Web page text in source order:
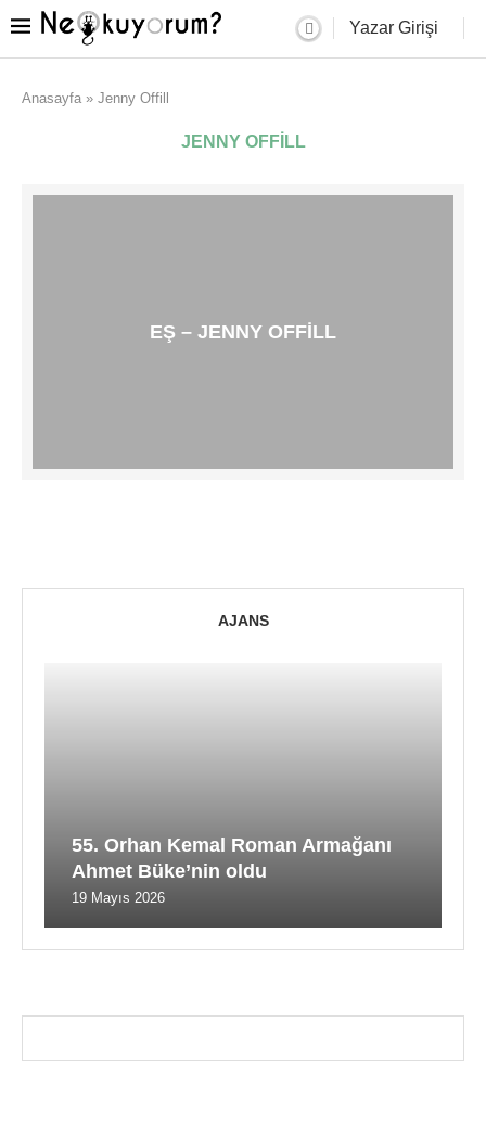
Yazar Girişi
Anasayfa » Jenny Offill
JENNY OFFILL
EŞ – JENNY OFFILL
AJANS
55. Orhan Kemal Roman Armağanı
Ahmet Büke’nin oldu
19 Mayıs 2026